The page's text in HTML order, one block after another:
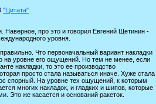
"Цитата"
Наверное, про это и говорил Евгений Щетинин -
уровня.
Что первоначальный вариант накладки
уровне его ощущений. Но тем не менее, если
накладки, то это ее производство
просто стала называться иначе. Хуже стала
спорный. На уровне тех ощущений, к которым
многих накладок, и гладких и шипов, которые
Это же касается и оснований ракеток.